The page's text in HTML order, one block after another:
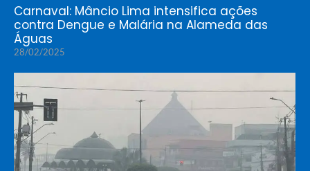
Carnaval: Mâncio Lima intensifica ações
contra Dengue e Malária na Alameda das
Águas
28/02/2025